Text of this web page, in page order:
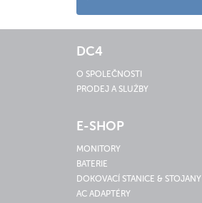
DC4
O SPOLEČNOSTI
PRODEJ A SLUŽBY
E-SHOP
MONITORY
BATERIE
DOKOVACÍ STANICE & STOJANY
AC ADAPTÉRY